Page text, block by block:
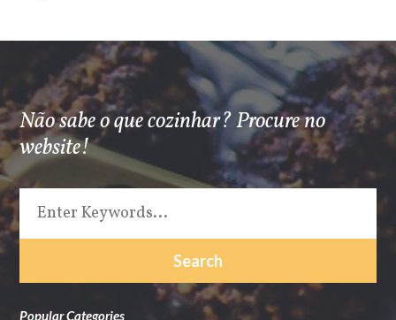
Não sabe o que cozinhar? Procure no
website!
Popular Categories